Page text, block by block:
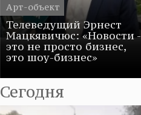
Арт-объект
Телеведущий Эрнест
Мацкявичюс: «Новости -
это не просто бизнес,
это шоу-бизнес»
Сегодня